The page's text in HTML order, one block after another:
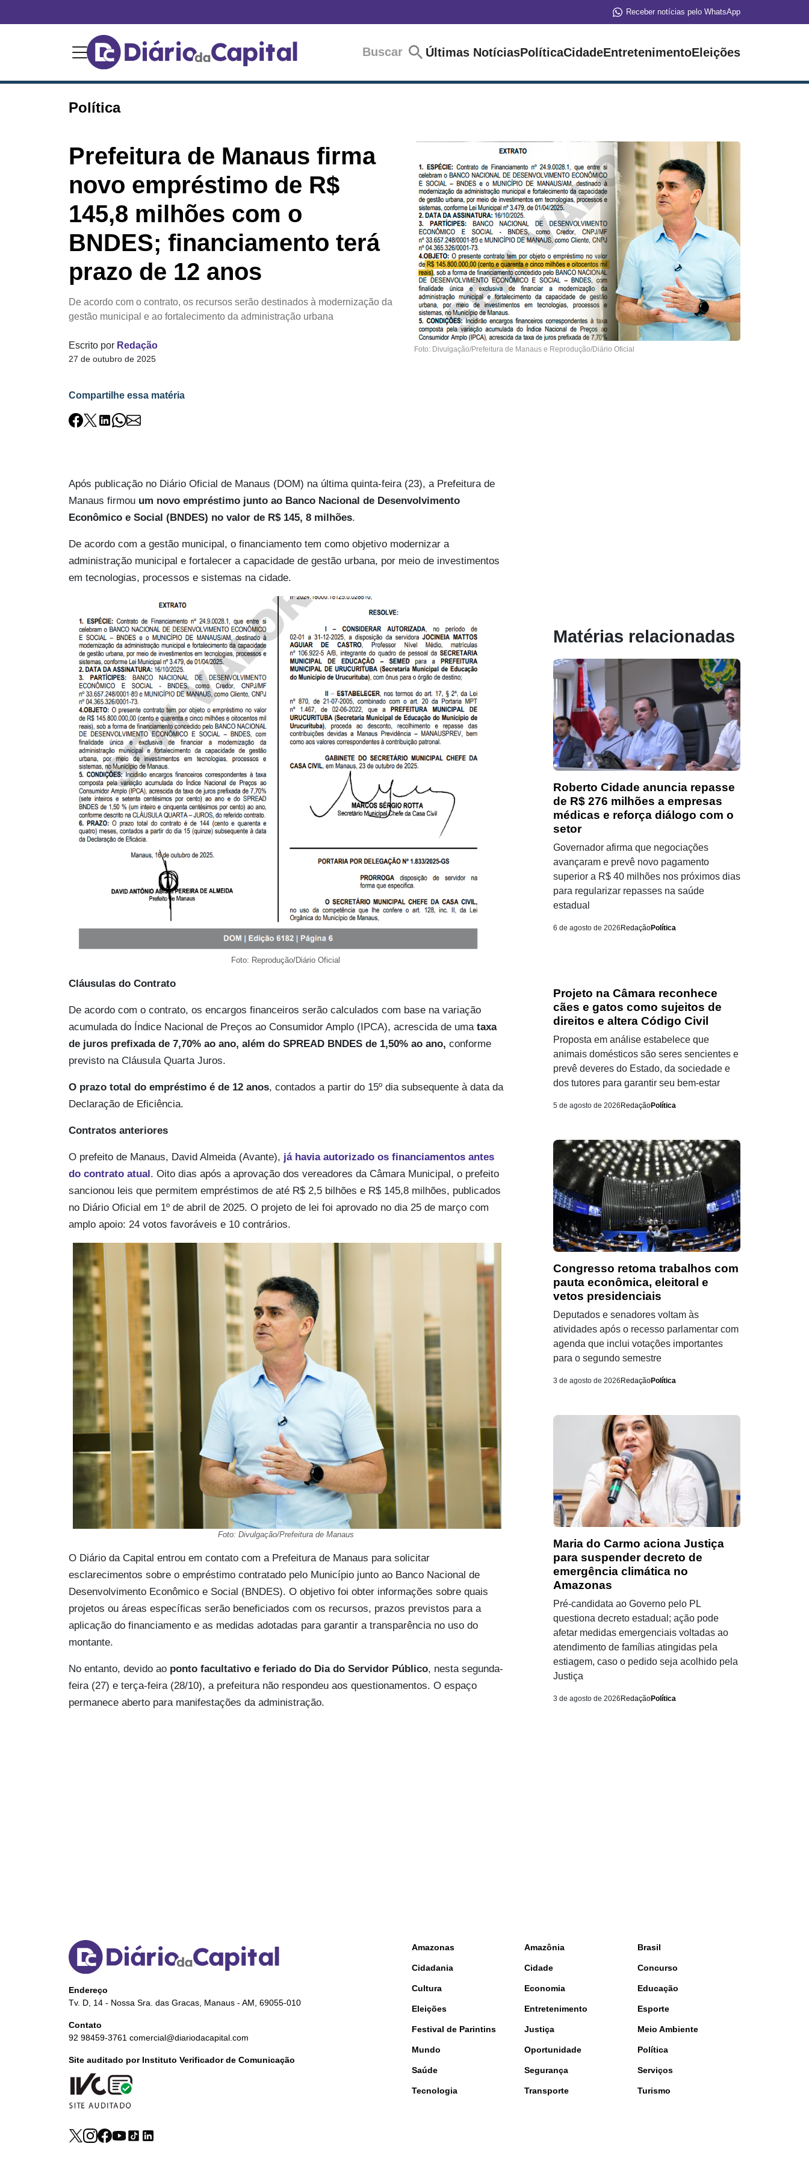
Receber notícias pelo WhatsApp
Buscar Últimas NotíciasPolíticaCidadeEntretenimentoEleições
Política
Prefeitura de Manaus firma
novo empréstimo de R$
145,8 milhões com o
BNDES; financiamento terá
prazo de 12 anos
De acordo com o contrato, os recursos serão destinados à modernização da
gestão municipal e ao fortalecimento da administração urbana
Escrito por Redação
27 de outubro de 2025
Compartilhe essa matéria
Foto: Divulgação/Prefeitura de Manaus e Reprodução/Diário Oficial
Após publicação no Diário Oficial de Manaus (DOM) na última quinta-feira (23), a Prefeitura de
Manaus firmou um novo empréstimo junto ao Banco Nacional de Desenvolvimento
Econômico e Social (BNDES) no valor de R$ 145, 8 milhões.
De acordo com a gestão municipal, o financiamento tem como objetivo modernizar a
administração municipal e fortalecer a capacidade de gestão urbana, por meio de investimentos
em tecnologias, processos e sistemas na cidade.
Foto: Reprodução/Diário Oficial
Cláusulas do Contrato
De acordo com o contrato, os encargos financeiros serão calculados com base na variação
acumulada do Índice Nacional de Preços ao Consumidor Amplo (IPCA), acrescida de uma taxa
de juros prefixada de 7,70% ao ano, além do SPREAD BNDES de 1,50% ao ano, conforme
previsto na Cláusula Quarta Juros.
O prazo total do empréstimo é de 12 anos, contados a partir do 15º dia subsequente à data da
Declaração de Eficiência.
Contratos anteriores
O prefeito de Manaus, David Almeida (Avante), já havia autorizado os financiamentos antes
do contrato atual. Oito dias após a aprovação dos vereadores da Câmara Municipal, o prefeito
sancionou leis que permitem empréstimos de até R$ 2,5 bilhões e R$ 145,8 milhões, publicados
no Diário Oficial em 1º de abril de 2025. O projeto de lei foi aprovado no dia 25 de março com
amplo apoio: 24 votos favoráveis e 10 contrários.
Foto: Divulgação/Prefeitura de Manaus
O Diário da Capital entrou em contato com a Prefeitura de Manaus para solicitar
esclarecimentos sobre o empréstimo contratado pelo Município junto ao Banco Nacional de
Desenvolvimento Econômico e Social (BNDES). O objetivo foi obter informações sobre quais
projetos ou áreas específicas serão beneficiados com os recursos, prazos previstos para a
aplicação do financiamento e as medidas adotadas para garantir a transparência no uso do
montante.
No entanto, devido ao ponto facultativo e feriado do Dia do Servidor Público, nesta segunda-
feira (27) e terça-feira (28/10), a prefeitura não respondeu aos questionamentos. O espaço
permanece aberto para manifestações da administração.
Matérias relacionadas
Roberto Cidade anuncia repasse
de R$ 276 milhões a empresas
médicas e reforça diálogo com o
setor
Governador afirma que negociações
avançaram e prevê novo pagamento
superior a R$ 40 milhões nos próximos dias
para regularizar repasses na saúde
estadual
6 de agosto de 2026 RedaçãoPolítica
Projeto na Câmara reconhece
cães e gatos como sujeitos de
direitos e altera Código Civil
Proposta em análise estabelece que
animais domésticos são seres sencientes e
prevê deveres do Estado, da sociedade e
dos tutores para garantir seu bem-estar
5 de agosto de 2026 RedaçãoPolítica
Congresso retoma trabalhos com
pauta econômica, eleitoral e
vetos presidenciais
Deputados e senadores voltam às
atividades após o recesso parlamentar com
agenda que inclui votações importantes
para o segundo semestre
3 de agosto de 2026 RedaçãoPolítica
Maria do Carmo aciona Justiça
para suspender decreto de
emergência climática no
Amazonas
Pré-candidata ao Governo pelo PL
questiona decreto estadual; ação pode
afetar medidas emergenciais voltadas ao
atendimento de famílias atingidas pela
estiagem, caso o pedido seja acolhido pela
Justiça
3 de agosto de 2026 RedaçãoPolítica
Endereço
Tv. D, 14 - Nossa Sra. das Gracas, Manaus - AM, 69055-010
Contato
92 98459-3761 comercial@diariodacapital.com
Site auditado por Instituto Verificador de Comunicação
Amazonas Amazônia Brasil
Cidadania Cidade Concurso
Cultura Economia Educação
Eleições Entretenimento Esporte
Festival de Parintins Justiça Meio Ambiente
Mundo Oportunidade Política
Saúde Segurança Serviços
Tecnologia Transporte Turismo